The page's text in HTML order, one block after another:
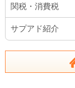
関税・消費税
サプアド紹介